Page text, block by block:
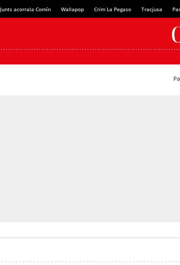
Junts acorrala Comín Wallapop Crim La Pegaso Tracjusa